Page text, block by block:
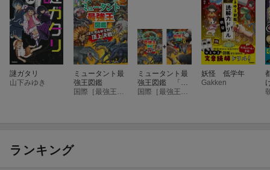
謎ガタリ
山下みゆき
ミュータント最
強王図鑑
国際［最強王図鑑］協会
ミュータント最
強王図鑑 「エ
ピソード0」つ国際［最強王図鑑］協会
妖怪 低学年
Gakken
ランキング